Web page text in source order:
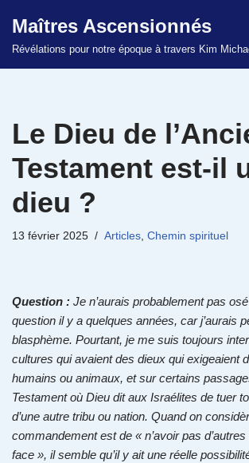
Aller
Maîtres Ascensionnés
Révélations pour notre époque à travers Kim
Le Dieu de
Testament est-il
dieu ?
13 février 2025 Articles, Chemin spirituel
Question : Je n’aurais probablement pas
question il y a quelques années, car j’aurais
blasphème. Pourtant, je me suis toujours
cultures qui avaient des dieux qui exigeaient
humains ou animaux, et sur certains
Testament où Dieu dit aux Israélites de tuer
d’une autre tribu ou nation. Quand on
commandement est de « n’avoir pas
face », il semble qu’il y ait une réelle